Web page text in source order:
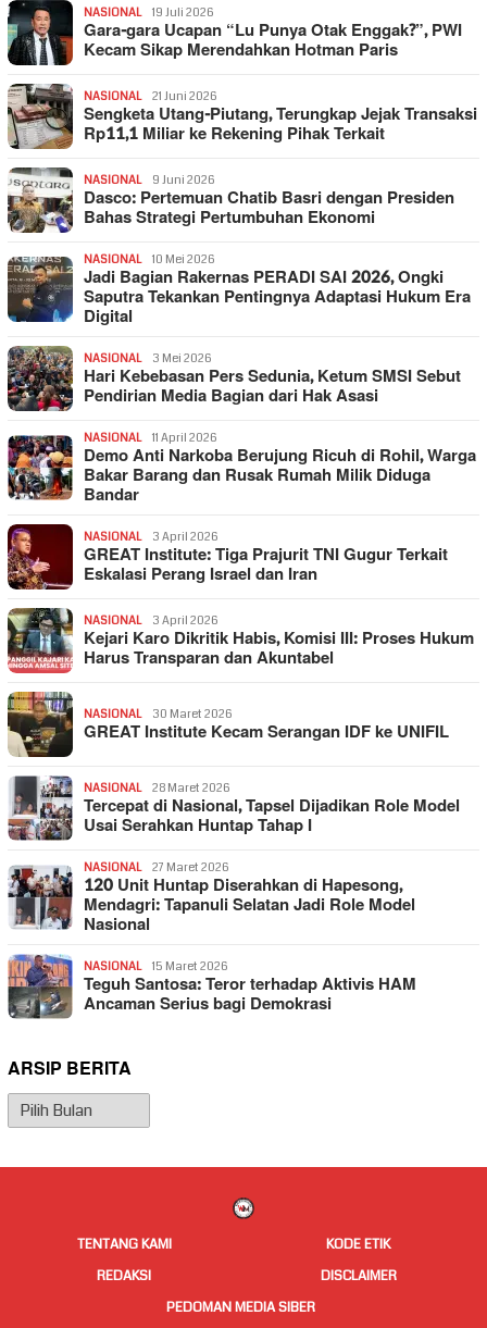
NASIONAL 19 Juli 2026
Gara-gara Ucapan “Lu Punya Otak Enggak?”, PWI
Kecam Sikap Merendahkan Hotman Paris
NASIONAL 21 Juni 2026
Sengketa Utang-Piutang, Terungkap Jejak Transaksi
Rp11,1 Miliar ke Rekening Pihak Terkait
NASIONAL 9 Juni 2026
Dasco: Pertemuan Chatib Basri dengan Presiden
Bahas Strategi Pertumbuhan Ekonomi
NASIONAL 10 Mei 2026
Jadi Bagian Rakernas PERADI SAI 2026, Ongki
Saputra Tekankan Pentingnya Adaptasi Hukum Era
Digital
NASIONAL 3 Mei 2026
Hari Kebebasan Pers Sedunia, Ketum SMSI Sebut
Pendirian Media Bagian dari Hak Asasi
NASIONAL 11 April 2026
Demo Anti Narkoba Berujung Ricuh di Rohil, Warga
Bakar Barang dan Rusak Rumah Milik Diduga
Bandar
NASIONAL 3 April 2026
GREAT Institute: Tiga Prajurit TNI Gugur Terkait
Eskalasi Perang Israel dan Iran
NASIONAL 3 April 2026
Kejari Karo Dikritik Habis, Komisi III: Proses Hukum
Harus Transparan dan Akuntabel
NASIONAL 30 Maret 2026
GREAT Institute Kecam Serangan IDF ke UNIFIL
NASIONAL 28 Maret 2026
Tercepat di Nasional, Tapsel Dijadikan Role Model
Usai Serahkan Huntap Tahap I
NASIONAL 27 Maret 2026
120 Unit Huntap Diserahkan di Hapesong,
Mendagri: Tapanuli Selatan Jadi Role Model
Nasional
NASIONAL 15 Maret 2026
Teguh Santosa: Teror terhadap Aktivis HAM
Ancaman Serius bagi Demokrasi
ARSIP BERITA
Arsip
Berita
TENTANG KAMI
KODE ETIK
REDAKSI
DISCLAIMER
PEDOMAN MEDIA SIBER